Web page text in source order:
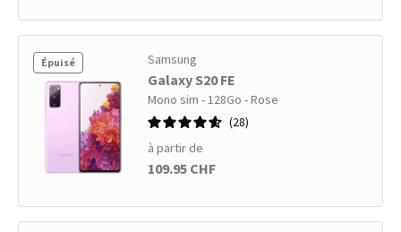
Épuisé Samsung
Galaxy S20 FE
Mono sim - 128Go - Rose
28
à partir de
109.95 CHF